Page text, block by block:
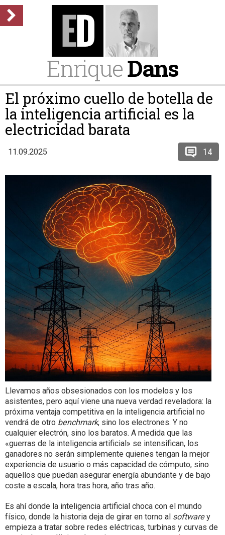
EnriqueDans
El próximo cuello de botella de
la inteligencia artificial es la
electricidad barata
11.09.2025 14
Llevamos años obsesionados con los modelos y los
asistentes, pero aquí viene una nueva verdad reveladora: la
próxima ventaja competitiva en la inteligencia artificial no
vendrá de otro benchmark, sino los electrones. Y no
cualquier electrón, sino los baratos. A medida que las
«guerras de la inteligencia artificial» se intensifican, los
ganadores no serán simplemente quienes tengan la mejor
experiencia de usuario o más capacidad de cómputo, sino
aquellos que puedan asegurar energía abundante y de bajo
coste a escala, hora tras hora, año tras año.
Es ahí donde la inteligencia artificial choca con el mundo
físico, donde la historia deja de girar en torno al softwarey
empieza a tratar sobre redes eléctricas, turbinas y curvas de